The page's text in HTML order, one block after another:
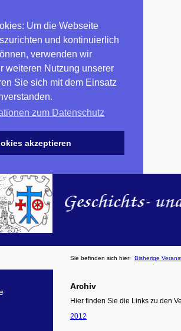
Um die Webseite
und kontinuierlich
verwenden wir
weiteren Nutzung unserer
Sie sich mit dem Einsatz
zum Datenschutz
akzeptieren
Sie befinden sich hier: Bisherige
Archiv
Hier finden Sie die Links zu den
2012